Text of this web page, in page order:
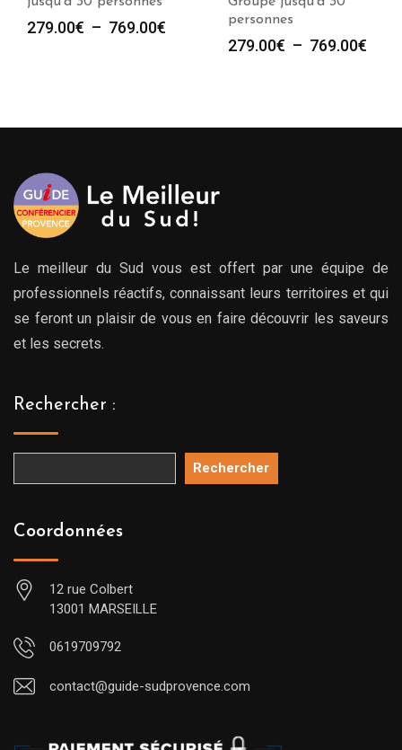
279.00€ – 769.00€
769.00€
personnes
279.00€ – 769.00€
à
Le meilleur du Sud vous est offert par une équipe de
professionnels réactifs, connaissant leurs territoires et qui
se feront un plaisir de vous en faire découvrir les saveurs
et les secrets.
Rechercher :
Rechercher
Coordonnées
12 rue Colbert
13001 MARSEILLE
0619709792
contact@guide-sudprovence.com